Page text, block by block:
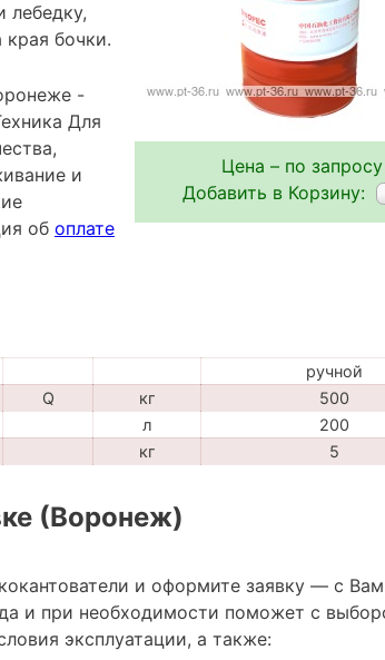
Цена – по запросу
Добавить в Корзину:
лебедку,
бочки.
-
Для
и
об оплате
ручной
Q кг
500
л
200
кг 5
(Воронеж)
и оформите заявку — с
и при необходимости поможет с
эксплуатации, а также: